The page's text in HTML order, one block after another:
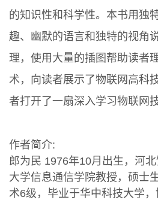
的知识性和科学性。本书用独
趣、幽默的语言和独特的视角
理，使用大量的插图帮助读者
术，向读者展示了物联网高科
者打开了一扇深入学习物联网
作者简介:
郎为民 1976年10月出生，河
大学信息通信学院教授，硕士
术6级，毕业于华中科技大学